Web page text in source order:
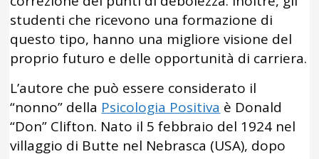
studenti che ricevono una formazione di
questo tipo, hanno una migliore visione del
proprio futuro e delle opportunità di carriera.
L’autore che può essere considerato il
“nonno” della Psicologia Positiva è Donald
“Don” Clifton. Nato il 5 febbraio del 1924 nel
villaggio di Butte nel Nebrasca (USA), dopo